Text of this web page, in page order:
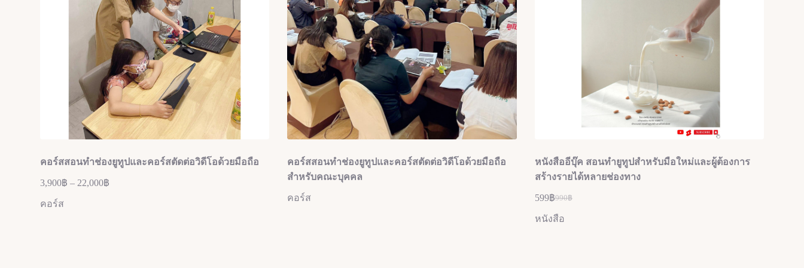
คอร์สสอนทำช่องยูทูปและคอร์สตัดต่อวิดีโอด้วยมือถือ
3,900฿ – 22,000฿
คอร์ส
คอร์สสอนทำช่องยูทูปและคอร์สตัดต่อวิดีโอด้วยมือถือ
สำหรับคณะบุคคล
คอร์ส
หนังสืออีบุ๊ค สอนทำยูทูปสำหรับมือใหม่และผู้ต้องการ
สร้างรายได้หลายช่องทาง
990฿
599฿
หนังสือ